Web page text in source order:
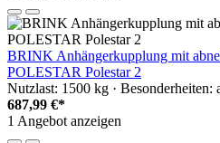
BRINK Anhängerkupplung mit
POLESTAR Polestar 2
Nutzlast: 1500 kg ·
687,99 €*
1 Angebot anzeigen